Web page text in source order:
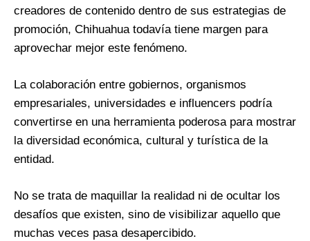
creadores de contenido dentro de sus estrategias de
promoción, Chihuahua todavía tiene margen para
aprovechar mejor este fenómeno.
La colaboración entre gobiernos, organismos
empresariales, universidades e influencers podría
convertirse en una herramienta poderosa para mostrar
la diversidad económica, cultural y turística de la
entidad.
No se trata de maquillar la realidad ni de ocultar los
desafíos que existen, sino de visibilizar aquello que
muchas veces pasa desapercibido.